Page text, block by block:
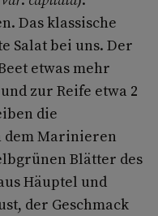
Das klassische
Salat bei uns. Der
etwas mehr
zur Reife etwa 2
die
dem Marinieren
Blätter des
Häuptel und
der Geschmack